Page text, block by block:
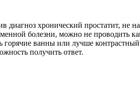
хронический простатит, не
болезни, можно не проводить
ванны или лучше
получить ответ.